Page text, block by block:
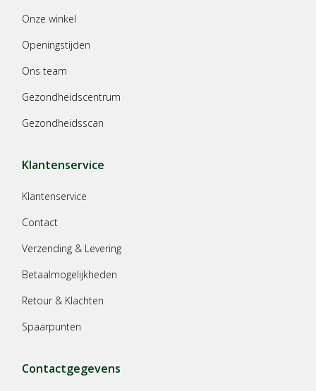
Onze winkel
Openingstijden
Ons team
Gezondheidscentrum
Gezondheidsscan
Klantenservice
Klantenservice
Contact
Verzending & Levering
Betaalmogelijkheden
Retour & Klachten
Spaarpunten
Contactgegevens